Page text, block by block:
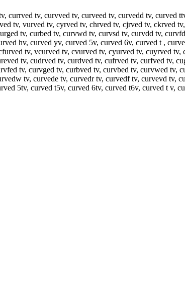
tv, curvved tv, curveed tv, curvedd tv, curved
tv, vurved tv, cyrved tv, chrved tv, cjrved tv, ckrved
tv, curbed tv, curvwd tv, curvsd tv, curvdd tv,
hv, curved yv, curved 5v, curved 6v, curved t ,
tv, vcurved tv, cvurved tv, cyurved tv, cuyrved
tv, cudrved tv, curdved tv, cufrved tv, curfved tv,
tv, curvged tv, curbved tv, curvbed tv, curvwed tv,
tv, curvede tv, curvedr tv, curvedf tv, curvevd tv,
5tv, curved t5v, curved 6tv, curved t6v, curved t v,